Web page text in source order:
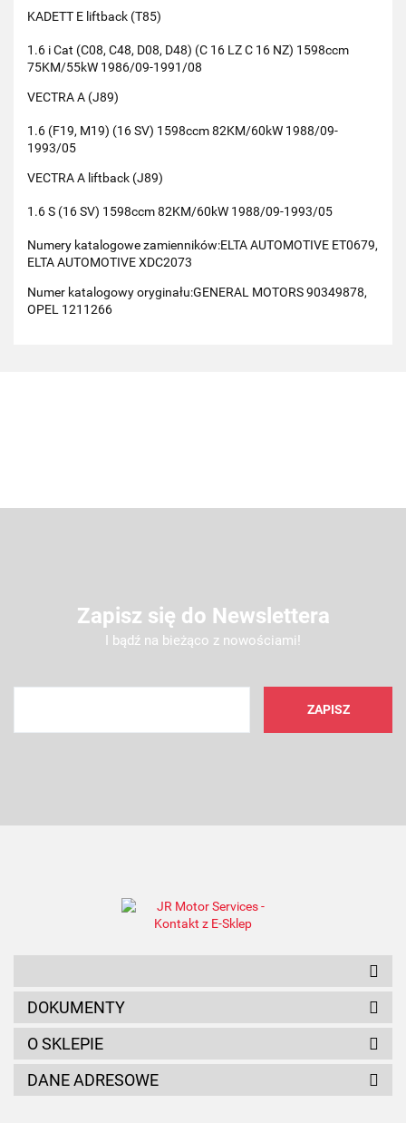
KADETT E liftback (T85)
1.6 i Cat (C08, C48, D08, D48) (C 16 LZ C 16 NZ) 1598ccm
75KM/55kW 1986/09-1991/08
VECTRA A (J89)
1.6 (F19, M19) (16 SV) 1598ccm 82KM/60kW 1988/09-
1993/05
VECTRA A liftback (J89)
1.6 S (16 SV) 1598ccm 82KM/60kW 1988/09-1993/05
Numery katalogowe zamienników:ELTA AUTOMOTIVE ET0679,
ELTA AUTOMOTIVE XDC2073
Numer katalogowy oryginału:GENERAL MOTORS 90349878,
OPEL 1211266
Zapisz się do Newslettera
I bądź na bieżąco z nowościami!
DOKUMENTY
O SKLEPIE
DANE ADRESOWE